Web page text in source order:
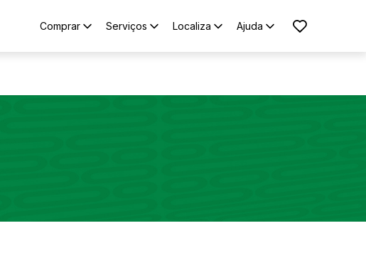
Comprar Serviços Localiza Ajuda